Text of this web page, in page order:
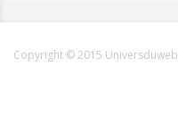
Copyright © 2015 Universduweb